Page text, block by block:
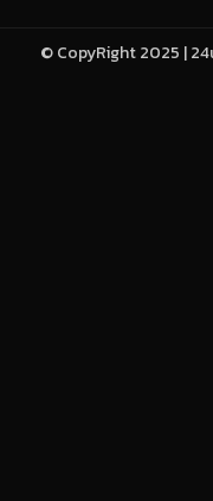
© CopyRight 2025 |